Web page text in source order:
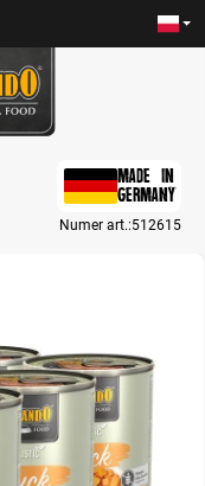
MADE IN
GERMANY
Numer art.:512615